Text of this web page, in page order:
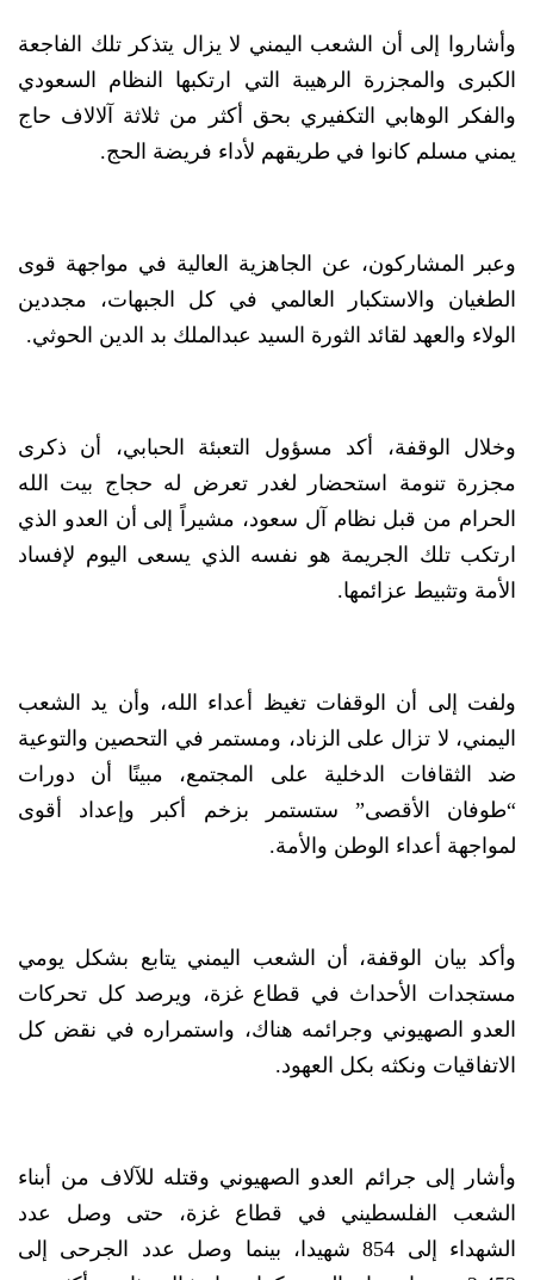
وأشاروا إلى أن الشعب اليمني لا يزال يتذكر تلك الفاجعة
الكبرى والمجزرة الرهيبة التي ارتكبها النظام السعودي
والفكر الوهابي التكفيري بحق أكثر من ثلاثة آلالاف حاج
يمني مسلم كانوا في طريقهم لأداء فريضة الحج.
وعبر المشاركون، عن الجاهزية العالية في مواجهة قوى
الطغيان والاستكبار العالمي في كل الجبهات، مجددين
الولاء والعهد لقائد الثورة السيد عبدالملك بد الدين الحوثي.
وخلال الوقفة، أكد مسؤول التعبئة الحبابي، أن ذكرى
مجزرة تنومة استحضار لغدر تعرض له حجاج بيت الله
الحرام من قبل نظام آل سعود، مشيراً إلى أن العدو الذي
ارتكب تلك الجريمة هو نفسه الذي يسعى اليوم لإفساد
الأمة وتثبيط عزائمها.
ولفت إلى أن الوقفات تغيظ أعداء الله، وأن يد الشعب
اليمني، لا تزال على الزناد، ومستمر في التحصين والتوعية
ضد الثقافات الدخلية على المجتمع، مبينًا أن دورات
“طوفان الأقصى” ستستمر بزخم أكبر وإعداد أقوى
لمواجهة أعداء الوطن والأمة.
وأكد بيان الوقفة، أن الشعب اليمني يتابع بشكل يومي
مستجدات الأحداث في قطاع غزة، ويرصد كل تحركات
العدو الصهيوني وجرائمه هناك، واستمراره في نقض كل
الاتفاقيات ونكثه بكل العهود.
وأشار إلى جرائم العدو الصهيوني وقتله للآلاف من أبناء
الشعب الفلسطيني في قطاع غزة، حتى وصل عدد
الشهداء إلى 854 شهيدا، بينما وصل عدد الجرحى إلى